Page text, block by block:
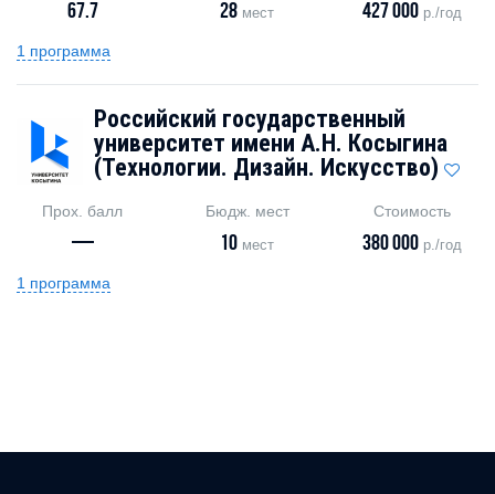
67.7 28 мест 427 000 р./год
1 программа
Российский государственный
университет имени А.Н. Косыгина
(Технологии. Дизайн. Искусство)
Прох. балл
—
Бюдж. мест
10 мест
Стоимость
380 000 р./год
1 программа